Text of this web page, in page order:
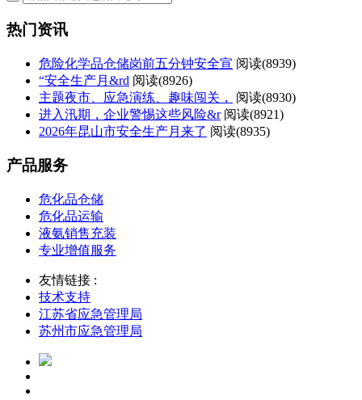
热门资讯
危险化学品仓储岗前五分钟安全宣 阅读(8939)
“安全生产月&rd 阅读(8926)
主题夜市、应急演练、趣味闯关，
阅读(8930)
进入汛期，企业警惕这些风险&r 阅读(8921)
2026年昆山市安全生产月来了 阅读(8935)
产品服务
危化品仓储
危化品运输
液氨销售充装
专业增值服务
友情链接 :
技术支持
江苏省应急管理局
苏州市应急管理局